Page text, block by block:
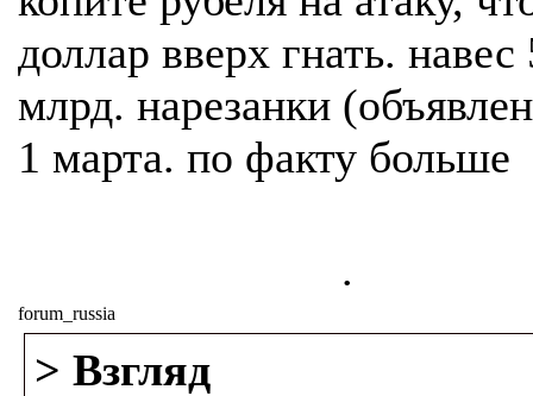
доллар вверх гнать.
млрд. нарезанки
1 марта. по факту больше
.
forum_russia
> Взгляд